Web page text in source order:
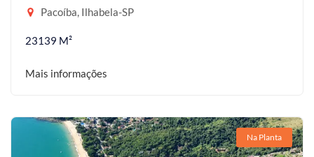
Pacoíba, Ilhabela-SP
23139 M²
Mais informações
Na Planta